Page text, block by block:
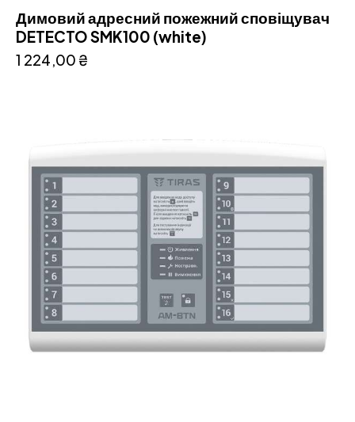
Димовий адресний пожежний сповіщувач
DETECTO SMK100 (white)
1 224,00₴